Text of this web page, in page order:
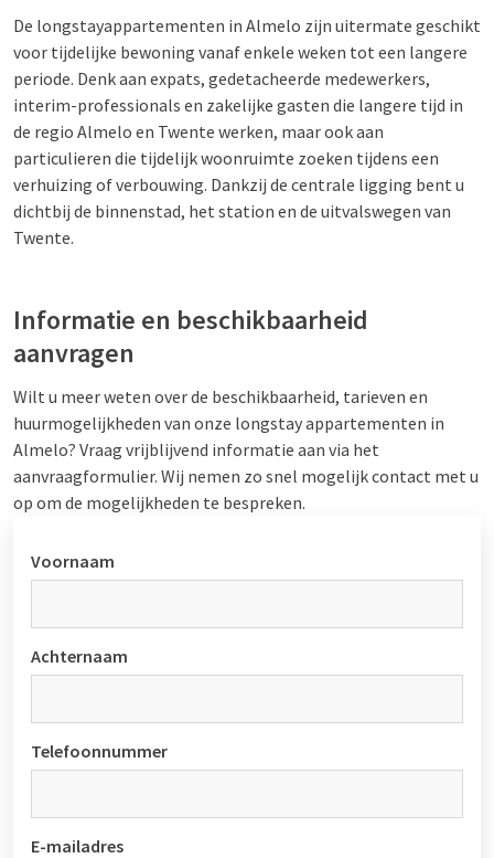
De longstayappartementen in Almelo zijn uitermate geschikt
voor tijdelijke bewoning vanaf enkele weken tot een langere
periode. Denk aan expats, gedetacheerde medewerkers,
interim-professionals en zakelijke gasten die langere tijd in
de regio Almelo en Twente werken, maar ook aan
particulieren die tijdelijk woonruimte zoeken tijdens een
verhuizing of verbouwing. Dankzij de centrale ligging bent u
dichtbij de binnenstad, het station en de uitvalswegen van
Twente.
Informatie en beschikbaarheid
aanvragen
Wilt u meer weten over de beschikbaarheid, tarieven en
huurmogelijkheden van onze longstay appartementen in
Almelo? Vraag vrijblijvend informatie aan via het
aanvraagformulier. Wij nemen zo snel mogelijk contact met u
op om de mogelijkheden te bespreken.
Voornaam
Achternaam
Telefoonnummer
E-mailadres